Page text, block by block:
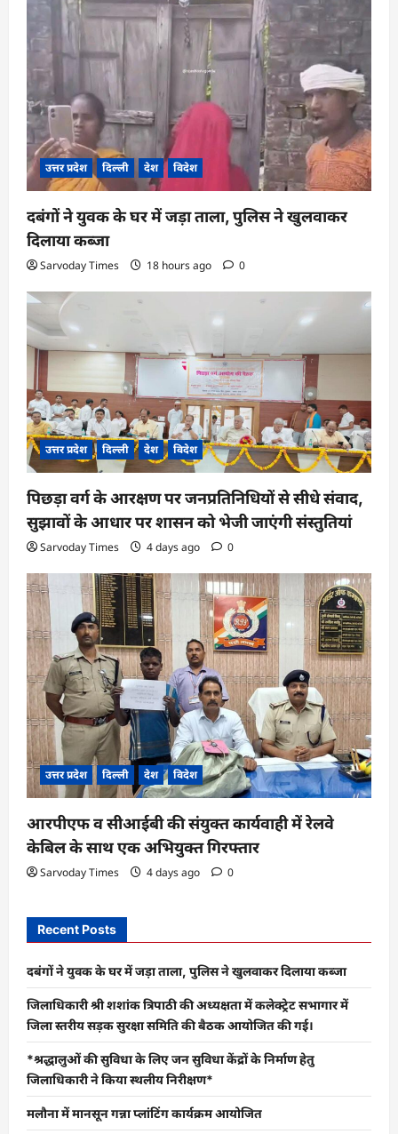
o
n
उत्तर प्रदेश दिल्ली देश विदेश
दबंगों ने युवक के घर में जड़ा ताला, पुलिस ने खुलवाकर
दिलाया कब्जा
Sarvoday Times 18 hours ago 0
उत्तर प्रदेश दिल्ली देश विदेश
पिछड़ा वर्ग के आरक्षण पर जनप्रतिनिधियों से सीधे संवाद,
सुझावों के आधार पर शासन को भेजी जाएंगी संस्तुतियां
Sarvoday Times 4 days ago 0
उत्तर प्रदेश दिल्ली देश विदेश
आरपीएफ व सीआईबी की संयुक्त कार्यवाही में रेलवे
केबिल के साथ एक अभियुक्त गिरफ्तार
Sarvoday Times 4 days ago 0
Recent Posts
दबंगों ने युवक के घर में जड़ा ताला, पुलिस ने खुलवाकर दिलाया कब्जा
जिलाधिकारी श्री शशांक त्रिपाठी की अध्यक्षता में कलेक्ट्रेट सभागार में
जिला स्तरीय सड़क सुरक्षा समिति की बैठक आयोजित की गई।
*श्रद्धालुओं की सुविधा के लिए जन सुविधा केंद्रों के निर्माण हेतु
जिलाधिकारी ने किया स्थलीय निरीक्षण*
मलौना में मानसून गन्ना प्लांटिंग कार्यक्रम आयोजित